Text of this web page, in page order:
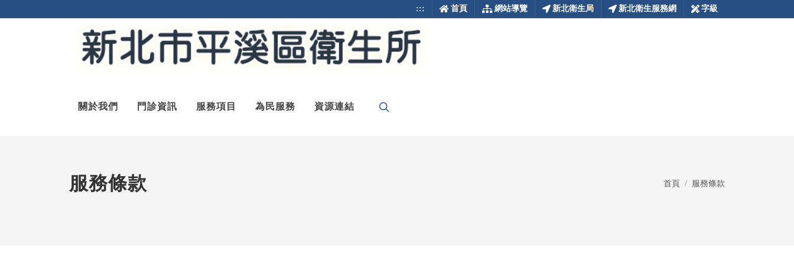
::: 首頁 網站導覽 新北衛生局 新北衛生服務網 字級
關於我們 門診資訊 服務項目 為民服務 資源連結
服務條款 首頁 服務條款